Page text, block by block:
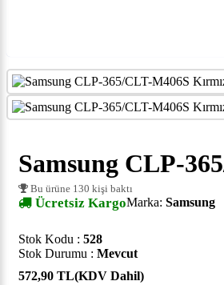
Samsung CLP-
Bu ürüne 130 kişi baktı
Ücretsiz KargoMarka: Samsung
Stok Kodu : 528
Stok Durumu : Mevcut
572,90 TL(KDV Dahil)